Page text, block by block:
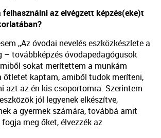
az elvégzett képzés(eke)t
,,Az óvodai nevelés eszközkészlete a
– továbbképzés óvodapedagógusok
sokat merítettem a munkám
ötletet kaptam, amiből tudok meríteni,
azt az én kis csoportomra. Szerintem
jól legyenek elkészítve,
a gyermek számára, továbbá amit
meg őket, élvezzék az